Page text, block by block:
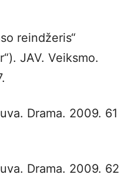
reindžeris“
JAV. Veiksmo.
Drama. 2009. 61
Drama. 2009. 62